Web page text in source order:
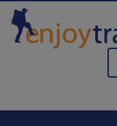
Mergi
conţinutul
principal